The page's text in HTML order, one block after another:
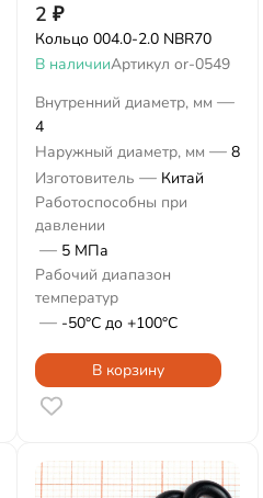
2 ₽
Кольцо 004.0-2.0 NBR70
В наличииАртикул or-0549
Внутренний диаметр, мм —
4
Наружный диаметр, мм — 8
Изготовитель — Китай
Работоспособны при
давлении
— 5 МПа
Рабочий диапазон
температур
— -50°С до +100°С
В корзину